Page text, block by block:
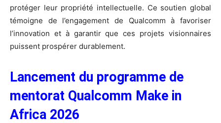
protéger leur propriété intellectuelle. Ce soutien global
témoigne de l’engagement de Qualcomm à favoriser
l’innovation et à garantir que ces projets visionnaires
puissent prospérer durablement.
Lancement du programme de
mentorat Qualcomm Make in
Africa 2026